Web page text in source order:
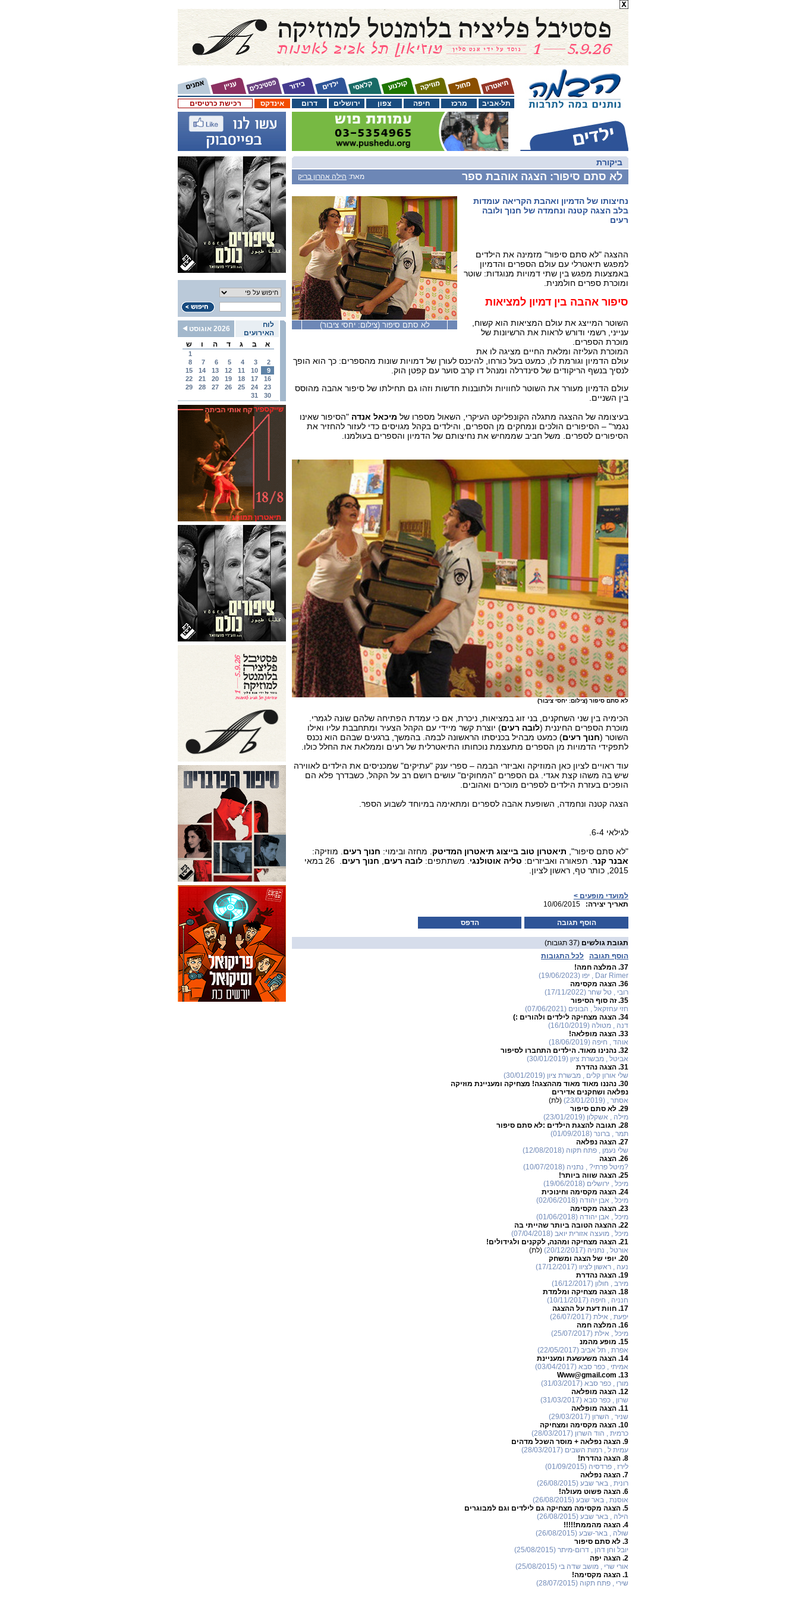
רכישת כרטיסים אינדקס דרום ירושלים צפון חיפה מרכז תל-אביב
לוח
האירועים
2026 אוגוסט
א
ב ג ד ה ו ש
1
2
3
4
5
6
7
8
9
10
11
12
13
14
15
16
17
18
19
20
21
22
23
24
25
26
27
28
29
30
31
ביקורת
מאת: הילה אהרון בריק לא סתם סיפור: הצגה אוהבת ספר
לא סתם סיפור (צילום: יחסי ציבור)
נחיצותו של הדמיון ואהבת הקריאה עומדות
בלב הצגה קטנה ונחמדה של חנוך ולובה
רעים
ההצגה "לא סתם סיפור" מזמינה את הילדים
למפגש תיאטרלי עם עולם הספרים והדמיון
באמצעות מפגש בין שתי דמויות מנוגדות: שוטר
ומוכרת ספרים חולמנית.
סיפור אהבה בין דמיון למציאות
השוטר המייצג את עולם המציאות הוא קשוח,
ענייני, רשמי ודורש לראות את הרשיונות של
מוכרת הספרים.
המוכרת העליזה ומלאת החיים מציגה לו את
עולם הדמיון וגורמת לו, כמעט בעל כורחו, להיכנס לעורן של דמויות שונות מהספרים: כך הוא הופך
לנסיך בנשף הריקודים של סינדרלה ומנהל דו קרב סוער עם קפטן הוק.
עולם הדמיון מעורר את השוטר לחוויות ולתובנות חדשות וזהו גם תחילתו של סיפור אהבה מהוסס
בין השניים.
בעיצומה של ההצגה מתגלה הקונפליקט העיקרי, השאול מספרו של מיכאל אנדה "הסיפור שאינו
נגמר" – הסיפורים הולכים ונמחקים מן הספרים, והילדים בקהל מגויסים כדי לעזור להחזיר את
הסיפורים לספרים. משל חביב שממחיש את נחיצותם של הדמיון והספרים בעולמנו.
לא סתם סיפור (צילום: יחסי ציבור)
הכימיה בין שני השחקנים, בני זוג במציאות, ניכרת, אם כי עמדת הפתיחה שלהם שונה לגמרי.
מוכרת הספרים החיננית (לובה רעים) יוצרת קשר מיידי עם הקהל הצעיר ומתחבבת עליו ואילו
השוטר (חנוך רעים) כמעט מבהיל בכניסתו הראשונה לבמה. בהמשך, ברגעים שבהם הוא נכנס
לתפקידי הדמויות מן הספרים מתעצמת נוכחותו התיאטרלית של רעים וממלאת את החלל כולו.
עוד ראויים לציון כאן המוזיקה ואביזרי הבמה – ספרי ענק "עתיקים" שמכניסים את הילדים לאווירה
שיש בה משהו קצת אגדי. גם הספרים "המחוקים" עושים רושם רב על הקהל, כשבדרך פלא הם
הופכים בעזרת הילדים לספרים מוכרים ואהובים.
הצגה קטנה ונחמדה, השופעת אהבה לספרים ומתאימה במיוחד לשבוע הספר.
לגילאי 6-4.
"לא סתם סיפור", תיאטרון טוב בייצוג תיאטרון המדיטק . מחזה ובימוי: חנוך רעים . מוזיקה:
אבנר קנר . תפאורה ואביזרים: טליה אוטולנגי . משתתפים: לובה רעים חנוך רעים
. 26 במאי
2015, כותר טף, ראשון לציון.
למועדי מופעים >
10/06/2015
:תאריך יצירה
הדפס הוסף תגובה
תגובת גולשים (37 תגובות)
הוסף תגובה
לכל התגובות
37. המלצה חמה!
Dar Rimer , יפו (19/06/2023)
36. הצגה מקסימה
רובי , טל שחר (17/11/2022)
35. זה סוף הסיפור
חזי עחזקאל , הבונים (07/06/2021)
34. הצגה מצחיקה לילדים ולהורים :)
דנה , מטולה (16/10/2019)
33. הצגה מופלאה!
אוהד , חיפה (18/06/2019)
32. נהנינו מאוד. הילדים התחברו לסיפור
אביטל , מבשרת ציון (30/01/2019)
31. הצגה נהדרת
שלי אורון קלים , מבשרת ציון (30/01/2019)
30. נהננו מאוד מאוד מההצגה! מצחיקה ומעניינת מוזיקה
נפלאה ושחקנים אדירים
אסתר , (23/01/2019)
(לת)
29. לא סתם סיפור
מילה , אשקלון (23/01/2019)
28. תגובה להצגת הילדים :לא סתם סיפור
תמר , ברונר (01/09/2018)
27. הצגה נפלאה
שלי נעמן , פתח תקוה (12/08/2018)
26. הצגה
?מיטל פרתי?‎ , נתניה (10/07/2018)
25. הצגה שווה ביותר!
מיכל , ירושלים (19/06/2018)
24. הצגה מקסימה וחינוכית
מיכל , אבן יהודה (02/06/2018)
23. הצגה מקסימה
מיכל , אבן יהודה (01/06/2018)
22. ההצגה הטובה ביותר שהייתי בה
מיכל , מועצה אזורית יואב (07/04/2018)
21. הצגה מצחיקה ומהנה, לקקנים ולגידולים!
אורטל , נתניה (20/12/2017)
(לת)
20. יופי של הצגה ומשחק
נעה , ראשון לציוו (17/12/2017)
19. הצגה נהדרת
מירב , חולון (16/12/2017)
18. הצגה מצחיקה ומלמדת
חנניה , חיפה (10/11/2017)
17. חוות דעת על ההצגה
יפעת , אילת (26/07/2017)
16. המלצה חמה
מיכל , אילת (25/07/2017)
15. מופע מהמנ
אפרת , תל אביב (22/05/2017)
14. הצגה משעשעת ומעניינת
אמיתי , כפר סבא (03/04/2017)
13.
Www@gmail.com
מורן , כפר סבא (31/03/2017)
12. הצגה מופלאה
שרון , כפר סבא (31/03/2017)
11. הצגה מופלאה
שניר , השרון (29/03/2017)
10. הצגה מקסימה ומצחיקה
כרמית , הוד השרון (28/03/2017)
9. הצגה נפלאה + מוסר השכל מדהים
עמית ל , רמות השבים (28/03/2017)
8. הצגה נהדרת!
לירז , פרדסיה (01/09/2015)
7. הצגה נפלאה
רונית , באר שבע (26/08/2015)
6. הצגה פשוט מעולה!
אוסנת , באר שבע (26/08/2015)
5. הצגה מקסימה מצחיקה גם לילדים וגם למבוגרים
הילה , באר שבע (26/08/2015)
4. הצגה מהממת!!!!!
שולה , באר-שבע (26/08/2015)
3. לא סתם סיפור
יובל וחן דהן , דרום-מיתר (25/08/2015)
2. הצגה יפה
אורי שרי , מושב שדה בי (25/08/2015)
1. הצגה מקסימה!
שירי , פתח תקוה (28/07/2015)